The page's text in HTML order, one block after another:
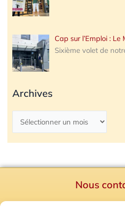
Cap sur l’Emploi :
Sixième volet de
Archives
Nous